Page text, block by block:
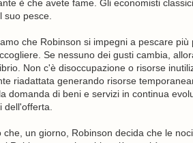
è che avete fame. Gli economisti
suo pesce.
che Robinson si impegni a pescare
Se nessuno dei gusti cambia,
Non c'è disoccupazione o risorse
riadattata generando risorse
domanda di beni e servizi in continua
dell'offerta.
che, un giorno, Robinson decida che le